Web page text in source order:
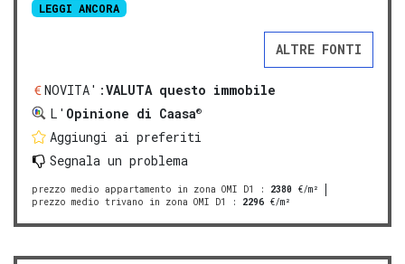
LEGGI ANCORA
ALTRE FONTI
NOVITA':VALUTA questo immobile
L' Opinione di Caasa®
Aggiungi ai preferiti
Segnala un problema
prezzo medio appartamento in zona OMI D1 : 2380 €/m²
prezzo medio trivano in zona OMI D1
: 2296 €/m²